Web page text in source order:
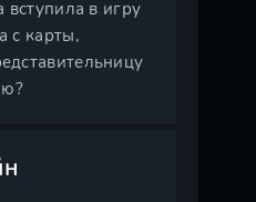
вступила в игру
с карты,